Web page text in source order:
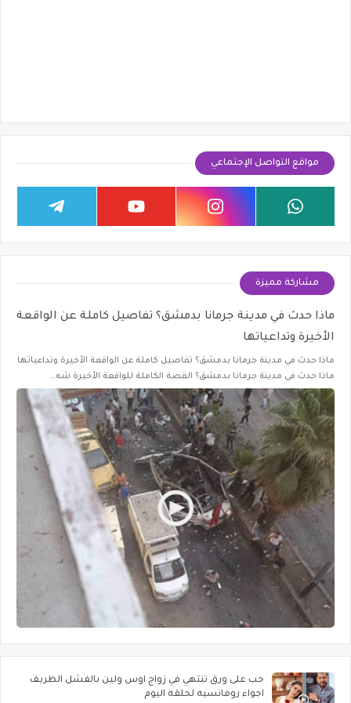
مواقع التواصل الإجتماعي
مشاركة مميزة
ماذا حدث في مدينة جرمانا بدمشق؟ تفاصيل كاملة عن الواقعة
الأخيرة وتداعياتها
ماذا حدث في مدينة جرمانا بدمشق؟ تفاصيل كاملة عن الواقعة الأخيرة وتداعياتها
ماذا حدث في مدينة جرمانا بدمشق؟ القصة الكاملة للواقعة الأخيرة شه…
حب على ورق تنتهي في زواج اوس ولين بالفشل الظريف
اجواء رومانسيه لحلقه اليوم